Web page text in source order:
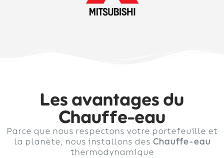
Les avantages du
Chauffe-eau
Parce que nous respectons votre portefeuille et
la planète, nous installons des Chauffe-eau
thermodynamique